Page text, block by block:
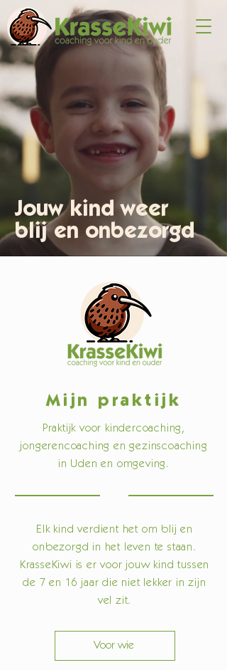
Jouw kind weer
blij en onbezorgd
Mijn praktijk
Praktijk voor kindercoaching,
jongerencoaching en gezinscoaching
in Uden en omgeving.
Elk kind verdient het om blij en
onbezorgd in het leven te staan.
KrasseKiwi is er voor jouw kind tussen
de 7 en 16 jaar die niet lekker in zijn
vel zit.
Voor wie